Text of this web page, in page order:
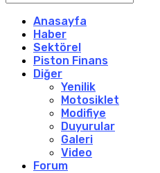
Anasayfa
Haber
Sektörel
Piston Finans
Diğer
Yenilik
Motosiklet
Modifiye
Duyurular
Galeri
Video
Forum